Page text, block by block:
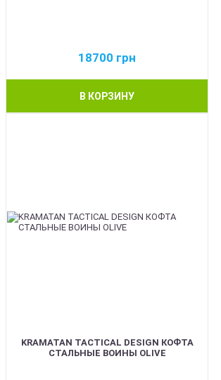
18700 грн
В КОРЗИНУ
KRAMATAN TACTICAL DESIGN КОФТА
СТАЛЬНЫЕ ВОИНЫ OLIVE